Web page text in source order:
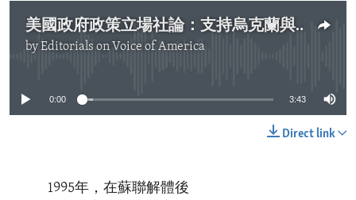
美國政府政策立場社論：支持烏克蘭與摩爾多瓦的經濟復甦
byEditorials on Voice of America
0:00 3:43
Direct link
1995年，在蘇聯解體後